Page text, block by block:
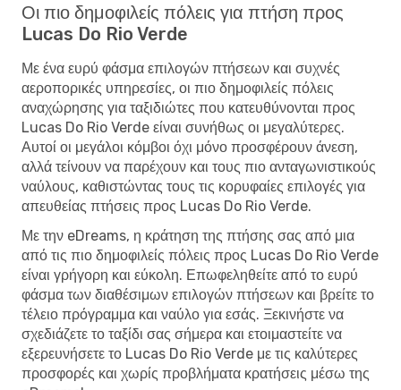
Οι πιο δημοφιλείς πόλεις για πτήση προς
Lucas Do Rio Verde
Με ένα ευρύ φάσμα επιλογών πτήσεων και συχνές
αεροπορικές υπηρεσίες, οι πιο δημοφιλείς πόλεις
αναχώρησης για ταξιδιώτες που κατευθύνονται προς
Lucas Do Rio Verde είναι συνήθως οι μεγαλύτερες.
Αυτοί οι μεγάλοι κόμβοι όχι μόνο προσφέρουν άνεση,
αλλά τείνουν να παρέχουν και τους πιο ανταγωνιστικούς
ναύλους, καθιστώντας τους τις κορυφαίες επιλογές για
απευθείας πτήσεις προς Lucas Do Rio Verde.
Με την eDreams, η κράτηση της πτήσης σας από μια
από τις πιο δημοφιλείς πόλεις προς Lucas Do Rio Verde
είναι γρήγορη και εύκολη. Επωφεληθείτε από το ευρύ
φάσμα των διαθέσιμων επιλογών πτήσεων και βρείτε το
τέλειο πρόγραμμα και ναύλο για εσάς. Ξεκινήστε να
σχεδιάζετε το ταξίδι σας σήμερα και ετοιμαστείτε να
εξερευνήσετε το Lucas Do Rio Verde με τις καλύτερες
προσφορές και χωρίς προβλήματα κρατήσεις μέσω της